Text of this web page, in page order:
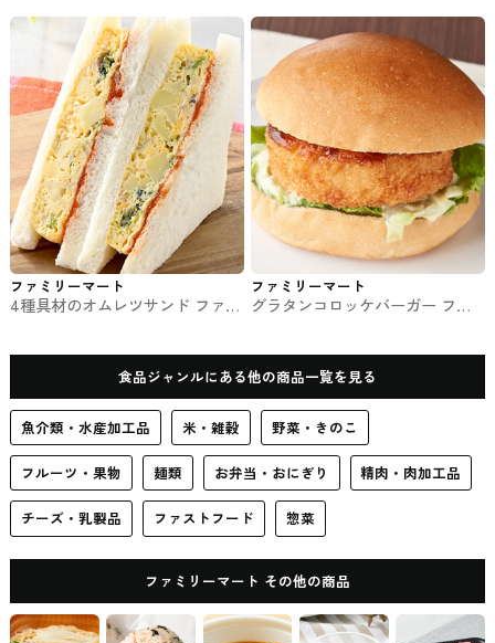
パン・サンド
ファミリーマート
4種具材のオムレツサンド ファミ
ファミリーマート
グラタンコロッケバーガー ファ
食品ジャンルにある他の商品一覧を見る
魚介類・水産加工品 米・雑穀 野菜・きのこ
フルーツ・果物 麺類 お弁当・おにぎり 精肉・肉加工品
チーズ・乳製品 ファストフード 惣菜
ファミリーマート その他の商品